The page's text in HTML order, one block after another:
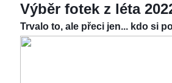
Výběr fotek z léta
Trvalo to, ale přeci jen... kdo si